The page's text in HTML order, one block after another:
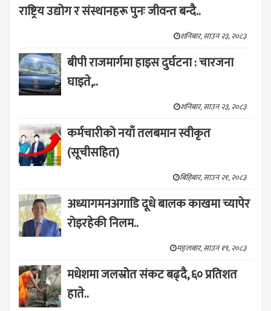
राष्ट्रिय उद्योग र संस्थानहरू पुनः जीवन्त बन्दै..
शनिबार, साउन २३, २०८३
बीपी राजमार्गमा हाइस दुर्घटना : चारजना
घाइते,..
शनिबार, साउन २३, २०८३
कर्मचारीको नयाँ तलबमान स्वीकृत
(सूचीसहित)
बिहिबार, साउन २१, २०८३
अध्यागमनअगाडि दूधे बालक काखमा च्यापेर
रोइरहेकी निलम..
मङ्लबार, साउन १९, २०८३
मधेशमा जलस्रोत संकट बढ्दै, ६० प्रतिशत
हाते..